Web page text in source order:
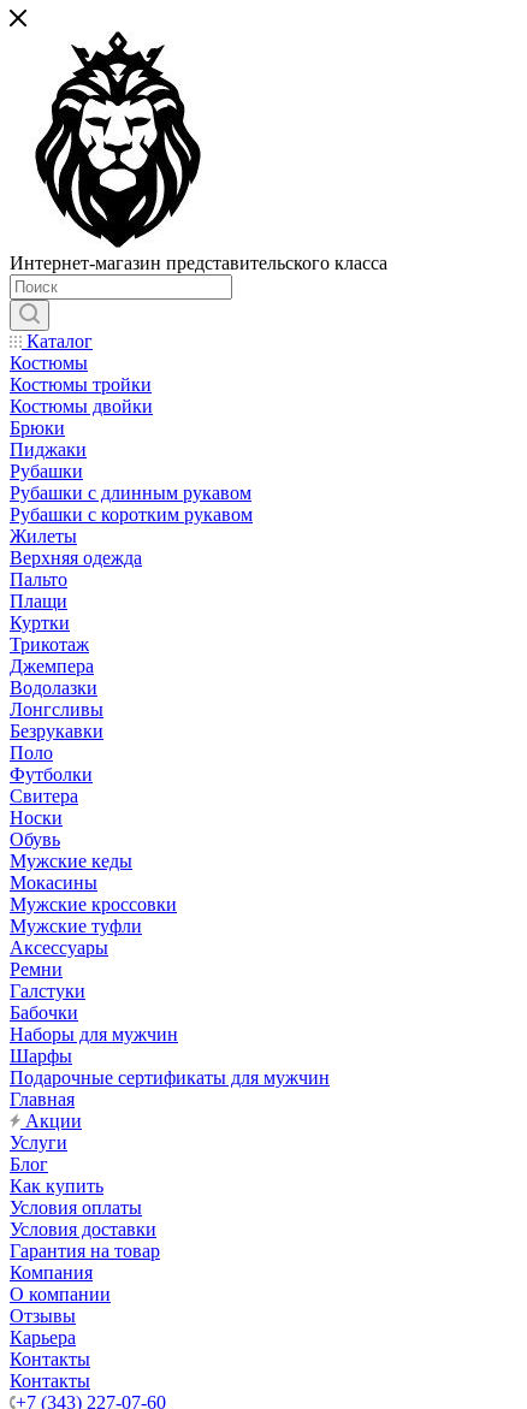
Интернет-магазин представительского класса
Каталог
Костюмы
Костюмы тройки
Костюмы двойки
Брюки
Пиджаки
Рубашки
Рубашки с длинным рукавом
Рубашки с коротким рукавом
Жилеты
Верхняя одежда
Пальто
Плащи
Куртки
Трикотаж
Джемпера
Водолазки
Лонгсливы
Безрукавки
Поло
Футболки
Свитера
Носки
Обувь
Мужские кеды
Мокасины
Мужские кроссовки
Мужские туфли
Аксессуары
Ремни
Галстуки
Бабочки
Наборы для мужчин
Шарфы
Подарочные сертификаты для мужчин
Главная
Акции
Услуги
Блог
Как купить
Условия оплаты
Условия доставки
Гарантия на товар
Компания
О компании
Отзывы
Карьера
Контакты
Контакты
+7 (343) 227-07-60